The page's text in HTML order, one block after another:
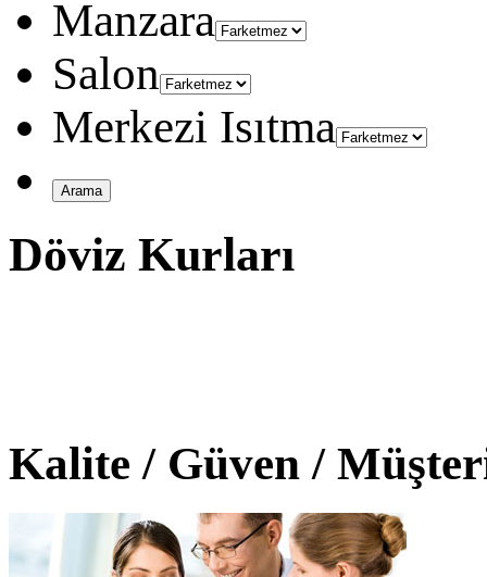
Manzara
Salon
Merkezi Isıtma
Döviz Kurları
Kalite / Güven /